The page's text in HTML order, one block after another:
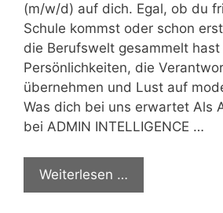
(m/w/d) auf dich. Egal, ob du
Schule kommst oder schon
die Berufswelt gesammelt hast
Persönlichkeiten, die
übernehmen und Lust auf
Was dich bei uns erwartet Als
bei ADMIN INTELLIGENCE …
Weiterlesen …